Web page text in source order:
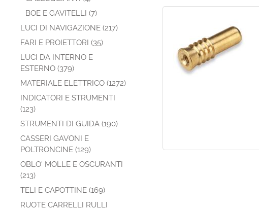
BOE E GAVITELLI (7)
LUCI DI NAVIGAZIONE (217)
FARI E PROIETTORI (35)
LUCI DA INTERNO E
ESTERNO (379)
MATERIALE ELETTRICO (1272)
INDICATORI E STRUMENTI
(123)
STRUMENTI DI GUIDA (190)
CASSERI GAVONI E
POLTRONCINE (129)
OBLO' MOLLE E OSCURANTI
(213)
TELI E CAPOTTINE (169)
RUOTE CARRELLI RULLI